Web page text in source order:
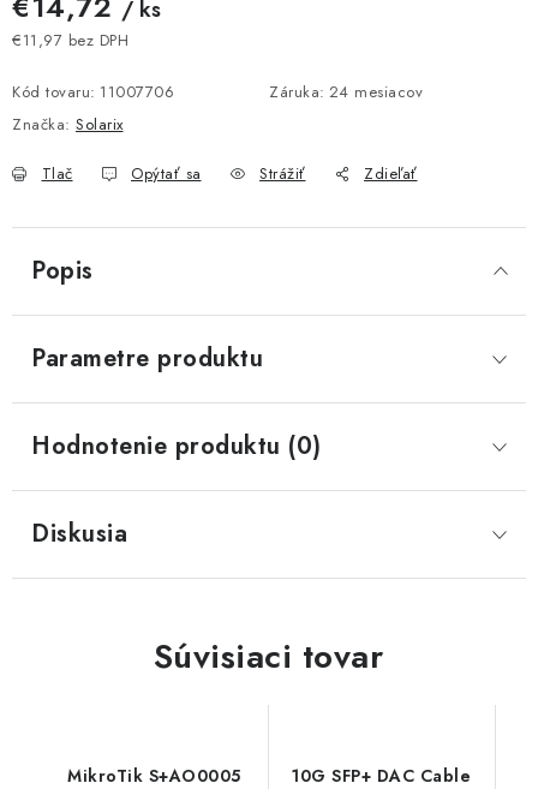
Obchodné podmienky
Formuláre na stiahnutie
/ ks
€11,97 bez DPH
Kód tovaru: 11007706 Záruka: 24 mesiacov
Značka: Solarix
Tlač Opýtať sa Strážiť Zdieľať
Popis
Parametre produktu
Hodnotenie produktu (0)
Diskusia
Súvisiaci tovar
MikroTik S+AO0005
10G SFP+ DAC Cable